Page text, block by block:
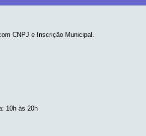
CNPJ e Inscrição Municipal.
10h às 20h